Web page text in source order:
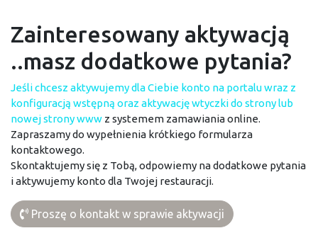
Zainteresowany aktywacją
..masz dodatkowe pytania?
Jeśli chcesz aktywujemy dla Ciebie konto na portalu wraz z
konfiguracją wstępną oraz aktywację wtyczki do strony lub
nowej strony www z systemem zamawiania online.
Zapraszamy do wypełnienia krótkiego formularza
kontaktowego.
Skontaktujemy się z Tobą, odpowiemy na dodatkowe pytania
i aktywujemy konto dla Twojej restauracji.
Proszę o kontakt w sprawie aktywacji